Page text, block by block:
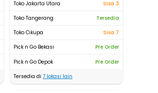
Toko Jakarta Utara
Sisa 3
Toko Tangerang
Tersedia
Toko Cikupa
Sisa 7
Pick n Go Bekasi
Pre Order
Pick n Go Depok
Pre Order
Tersedia di 7 lokasi lain